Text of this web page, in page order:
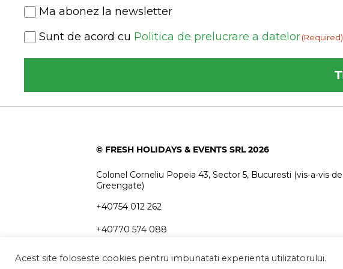
Newsletter
Ma abonez la newsletter
Consent
Sunt de acord cu Politica de prelucrare a datelor(Required)
© FRESH HOLIDAYS & EVENTS SRL 2026
Colonel Corneliu Popeia 43, Sector 5, Bucuresti (vis-a-vis de
Greengate)
+40754 012 262
+40770 574 088
info@freshholidays.ro
Acest site foloseste cookies pentru imbunatati experienta utilizatorului.